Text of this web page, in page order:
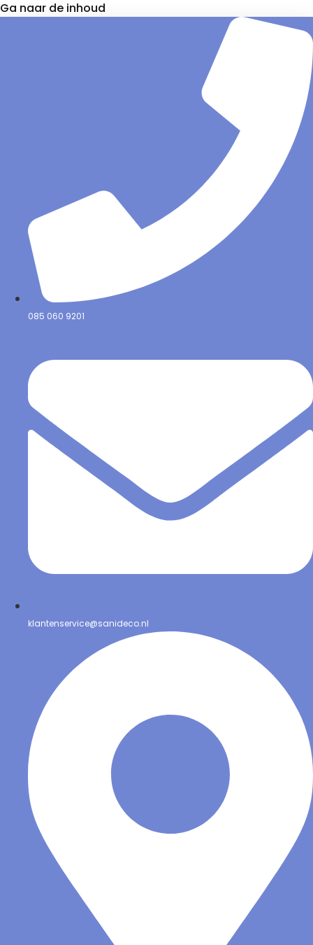
Ga naar de inhoud
085 060 9201
klantenservice@sanideco.nl